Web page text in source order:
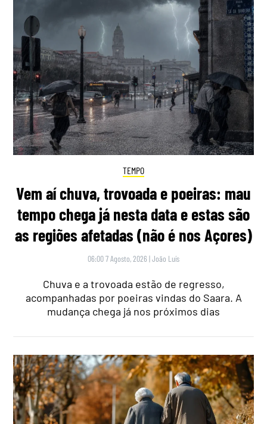
TEMPO
Vem aí chuva, trovoada e poeiras: mau
tempo chega já nesta data e estas são
as regiões afetadas (não é nos Açores)
06:00 7 Agosto, 2026 |João Luís
Chuva e a trovoada estão de regresso,
acompanhadas por poeiras vindas do Saara. A
mudança chega já nos próximos dias